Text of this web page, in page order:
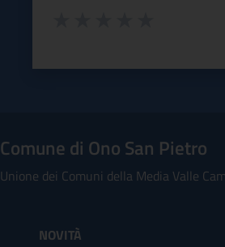
Comune di Ono San Pietro
Unione dei Comuni della Media Valle
NOVITÀ